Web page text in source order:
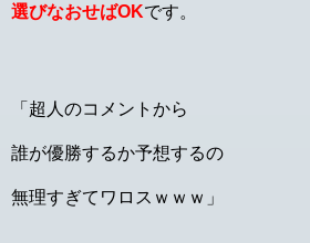
選びなおせばOKです。
「超人のコメントから
誰が優勝するか予想するの
無理すぎてワロスｗｗｗ」